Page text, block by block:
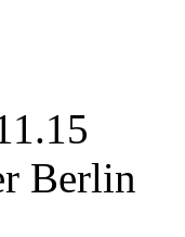
Berlin